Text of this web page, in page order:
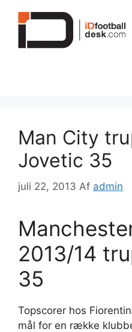
Man City
Jovetic 35
juli 22, 2013 Af admin
2013/14
35
Topscorer hos
mål for en række